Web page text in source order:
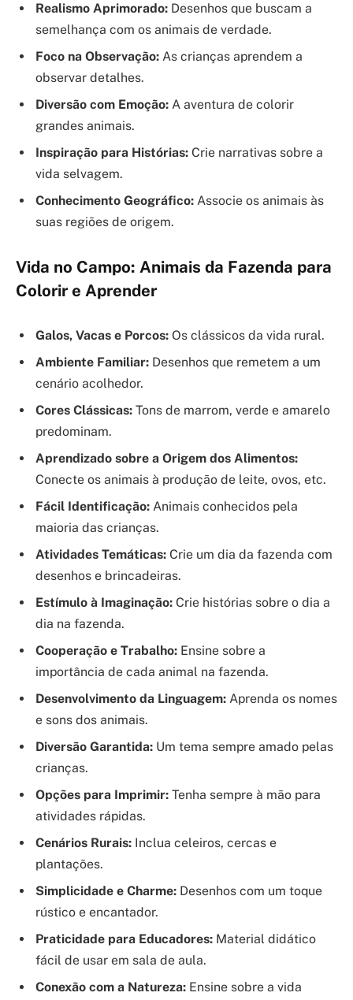
Realismo Aprimorado: Desenhos que buscam a
semelhança com os animais de verdade.
Foco na Observação: As crianças aprendem a
observar detalhes.
Diversão com Emoção: A aventura de colorir
grandes animais.
Inspiração para Histórias: Crie narrativas sobre a
vida selvagem.
Conhecimento Geográfico: Associe os animais às
suas regiões de origem.
Vida no Campo: Animais da Fazenda para
Colorir e Aprender
Galos, Vacas e Porcos: Os clássicos da vida rural.
Ambiente Familiar: Desenhos que remetem a um
cenário acolhedor.
Cores Clássicas: Tons de marrom, verde e amarelo
predominam.
Aprendizado sobre a Origem dos Alimentos:
Conecte os animais à produção de leite, ovos, etc.
Fácil Identificação: Animais conhecidos pela
maioria das crianças.
Atividades Temáticas: Crie um dia da fazenda com
desenhos e brincadeiras.
Estímulo à Imaginação: Crie histórias sobre o dia a
dia na fazenda.
Cooperação e Trabalho: Ensine sobre a
importância de cada animal na fazenda.
Desenvolvimento da Linguagem: Aprenda os nomes
e sons dos animais.
Diversão Garantida: Um tema sempre amado pelas
crianças.
Opções para Imprimir: Tenha sempre à mão para
atividades rápidas.
Cenários Rurais: Inclua celeiros, cercas e
plantações.
Simplicidade e Charme: Desenhos com um toque
rústico e encantador.
Praticidade para Educadores: Material didático
fácil de usar em sala de aula.
Conexão com a Natureza: Ensine sobre a vida